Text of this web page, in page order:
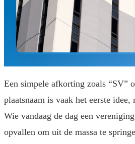
Een simpele afkorting zoals “SV”
plaatsnaam is vaak het eerste idee,
Wie vandaag de dag een
opvallen om uit de massa te